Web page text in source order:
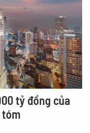
tỷ đồng của